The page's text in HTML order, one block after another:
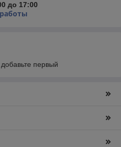
до 17:00
первый